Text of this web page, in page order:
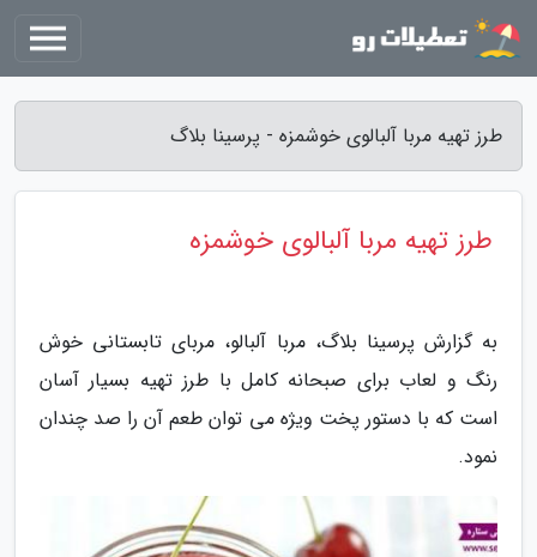
طرز تهیه مربا آلبالوی خوشمزه - پرسینا بلاگ
طرز تهیه مربا آلبالوی خوشمزه
به گزارش پرسینا بلاگ، مربا آلبالو، مربای تابستانی خوش
رنگ و لعاب برای صبحانه کامل با طرز تهیه بسیار آسان
است که با دستور پخت ویژه می توان طعم آن را صد چندان
نمود.